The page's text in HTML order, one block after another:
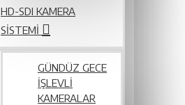
HD-SDI KAMERA
SISTEMI
GÜNDÜZ GECE
İŞLEVLI
KAMERALAR